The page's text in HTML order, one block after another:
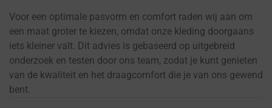
Voor een optimale pasvorm en comfort raden wij aan om
een maat groter te kiezen, omdat onze kleding doorgaans
iets kleiner valt. Dit advies is gebaseerd op uitgebreid
onderzoek en testen door ons team, zodat je kunt genieten
van de kwaliteit en het draagcomfort die je van ons gewend
bent.